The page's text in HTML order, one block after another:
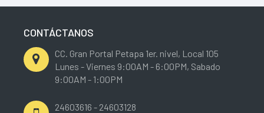
CONTÁCTANOS
CC. Gran Portal Petapa 1er. nivel, Local 105
Lunes - Viernes 9:00AM - 6:00PM, Sabado
9:00AM - 1:00PM
24603616 - 24603128